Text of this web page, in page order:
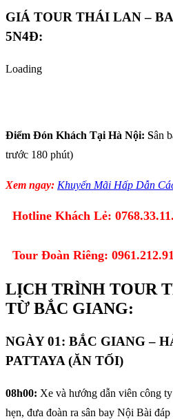
GIÁ TOUR THÁI LAN –
5N4Đ:
Loading
Điểm Đón Khách Tại Hà Nội: Sân
trước 180 phút)
Xem ngay: Khuyến Mãi Hấp Dẫn
Hotline Khách Lẻ:
Tour Đoàn Riêng:
LỊCH TRÌNH TOUR
TỪ BẮC GIANG:
NGÀY 01: BẮC GIANG –
PATTAYA (ĂN TỐI)
08h00: Xe và hướng dẫn viên công
hẹn, đưa đoàn ra sân bay Nội Bài